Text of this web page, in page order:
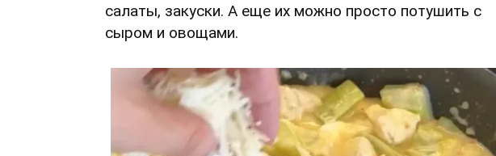
салаты, закуски. А еще их можно просто потушить с
сыром и овощами.